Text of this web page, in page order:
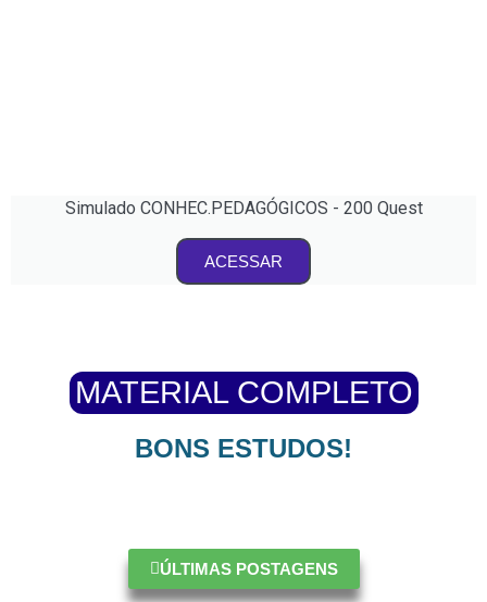
Simulado CONHEC.PEDAGÓGICOS - 200 Quest
ACESSAR
MATERIAL COMPLETO
BONS ESTUDOS!
ÚLTIMAS POSTAGENS